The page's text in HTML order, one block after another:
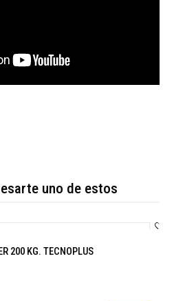
uno de estos
200 KG. TECNOPLUS